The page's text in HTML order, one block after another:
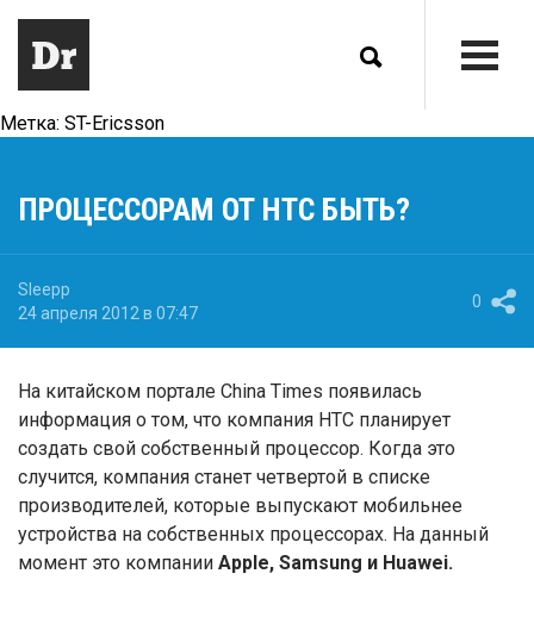
Метка: ST-Ericsson
ПРОЦЕССОРАМ ОТ HTC БЫТЬ?
Sleepp
24 апреля 2012 в 07:47
0
На китайском портале China Times появилась
информация о том, что компания HTC планирует
создать свой собственный процессор. Когда это
случится, компания станет четвертой в списке
производителей, которые выпускают мобильнее
устройства на собственных процессорах. На данный
момент это компании Apple, Samsung и Huawei.